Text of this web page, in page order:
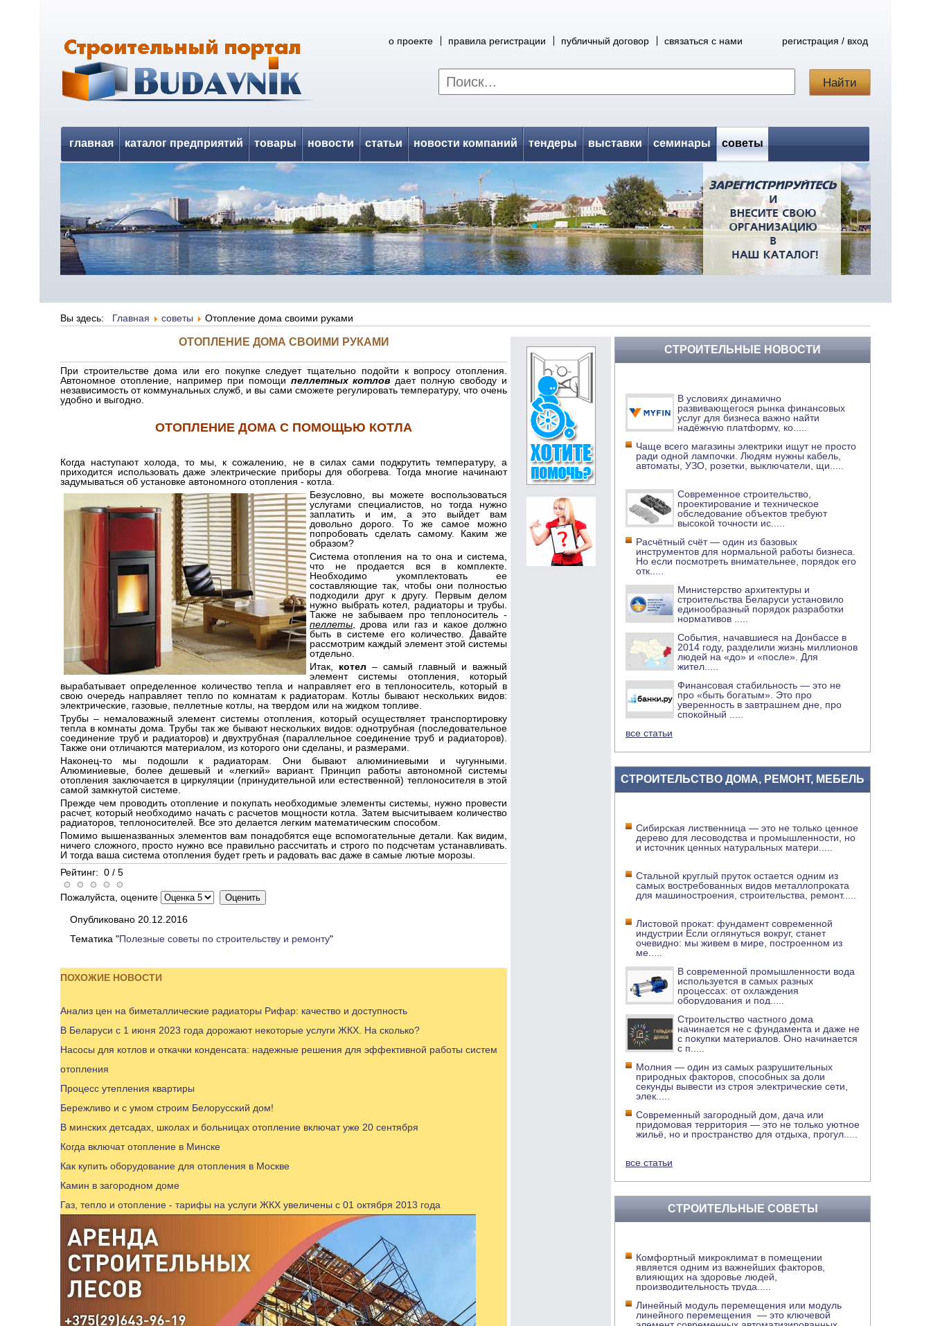
регистрация / вход
о проекте правила регистрации публичный договор связаться с нами
главная каталог предприятий товары новости статьи новости компаний тендеры выставки семинары советы
Вы здесь: Главная советы Отопление дома своими руками
ОТОПЛЕНИЕ ДОМА СВОИМИ РУКАМИ
При строительстве дома или его покупке следует тщательно подойти к вопросу отопления.
Автономное отопление, например при помощи пеллетных котлов дает полную свободу и
независимость от коммунальных служб, и вы сами сможете регулировать температуру, что очень
удобно и выгодно.
ОТОПЛЕНИЕ ДОМА С ПОМОЩЬЮ КОТЛА
Когда наступают холода, то мы, к сожалению, не в силах сами подкрутить температуру, а
приходится использовать даже электрические приборы для обогрева. Тогда многие начинают
задумываться об установке автономного отопления - котла.
Безусловно, вы можете воспользоваться
услугами специалистов, но тогда нужно
заплатить и им, а это выйдет вам
довольно дорого. То же самое можно
попробовать сделать самому. Каким же
образом?
Система отопления на то она и система,
что не продается вся в комплекте.
Необходимо укомплектовать ее
составляющие так, чтобы они полностью
подходили друг к другу. Первым делом
нужно выбрать котел, радиаторы и трубы.
Также не забываем про теплоноситель -
пеллеты , дрова или газ и какое должно
быть в системе его количество. Давайте
рассмотрим каждый элемент этой системы
отдельно.
Итак, котел – самый главный и важный
элемент системы отопления, который
вырабатывает определенное количество тепла и направляет его в теплоноситель, который в
свою очередь направляет тепло по комнатам к радиаторам. Котлы бывают нескольких видов:
электрические, газовые, пеллетные котлы, на твердом или на жидком топливе.
Трубы – немаловажный элемент системы отопления, который осуществляет транспортировку
тепла в комнаты дома. Трубы так же бывают нескольких видов: однотрубная (последовательное
соединение труб и радиаторов) и двухтрубная (параллельное соединение труб и радиаторов).
Также они отличаются материалом, из которого они сделаны, и размерами.
Наконец-то мы подошли к радиаторам. Они бывают алюминиевыми и чугунными.
Алюминиевые, более дешевый и «легкий» вариант. Принцип работы автономной системы
отопления заключается в циркуляции (принудительной или естественной) теплоносителя в этой
самой замкнутой системе.
Прежде чем проводить отопление и покупать необходимые элементы системы, нужно провести
расчет, который необходимо начать с расчетов мощности котла. Затем высчитываем количество
радиаторов, теплоносителей. Все это делается легким математическим способом.
Помимо вышеназванных элементов вам понадобятся еще вспомогательные детали. Как видим,
ничего сложного, просто нужно все правильно рассчитать и строго по подсчетам устанавливать.
И тогда ваша система отопления будет греть и радовать вас даже в самые лютые морозы.
Рейтинг: 0 / 5
Пожалуйста, оцените
Опубликовано 20.12.2016
Тематика "Полезные советы по строительству и ремонту"
ПОХОЖИЕ НОВОСТИ
Анализ цен на биметаллические радиаторы Рифар: качество и доступность
В Беларуси с 1 июня 2023 года дорожают некоторые услуги ЖКХ. На сколько?
Насосы для котлов и откачки конденсата: надежные решения для эффективной работы систем
отопления
Процесс утепления квартиры
Бережливо и с умом строим Белорусский дом!
В минских детсадах, школах и больницах отопление включат уже 20 сентября
Когда включат отопление в Минске
Как купить оборудование для отопления в Москве
Камин в загородном доме
Газ, тепло и отопление - тарифы на услуги ЖКХ увеличены с 01 октября 2013 года
СТРОИТЕЛЬНЫЕ НОВОСТИ
В условиях динамично
развивающегося рынка финансовых
услуг для бизнеса важно найти
надёжную платформу, ко
Чаще всего магазины электрики ищут не просто
ради одной лампочки. Людям нужны кабель,
автоматы, УЗО, розетки, выключатели, щи
Современное строительство,
проектирование и техническое
обследование объектов требуют
высокой точности ис
Расчётный счёт — один из базовых
инструментов для нормальной работы бизнеса.
Но если посмотреть внимательнее, порядок его
отк
Министерство архитектуры и
строительства Беларуси установило
единообразный порядок разработки
нормативов
События, начавшиеся на Донбассе в
2014 году, разделили жизнь миллионов
людей на «до» и «после». Для
жител
Финансовая стабильность — это не
про «быть богатым». Это про
уверенность в завтрашнем дне, про
спокойный
все статьи
СТРОИТЕЛЬСТВО ДОМА, РЕМОНТ, МЕБЕЛЬ
Сибирская лиственница — это не только ценное
дерево для лесоводства и промышленности, но
и источник ценных натуральных матери
Стальной круглый пруток остается одним из
самых востребованных видов металлопроката
для машиностроения, строительства, ремонт.....
Листовой прокат: фундамент современной
индустрии Если оглянуться вокруг, станет
очевидно: мы живем в мире, построенном из
ме
В современной промышленности вода
используется в самых разных
процессах: от охлаждения
оборудования и под
Строительство частного дома
начинается не с фундамента и даже не
с покупки материалов. Оно начинается
с п
Молния — один из самых разрушительных
природных факторов, способных за доли
секунды вывести из строя электрические сети,
элек
Современный загородный дом, дача или
придомовая территория — это не только уютное
жильё, но и пространство для отдыха, прогул
все статьи
СТРОИТЕЛЬНЫЕ СОВЕТЫ
Комфортный микроклимат в помещении
является одним из важнейших факторов,
влияющих на здоровье людей,
производительность труда
Линейный модуль перемещения или модуль
линейного перемещения — это ключевой